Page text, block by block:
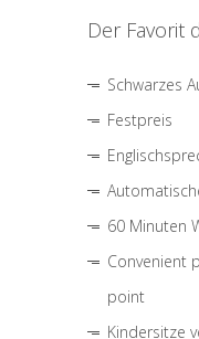
Der Favorit
Schwarzes
Festpreis
60 Minuten
Convenient
point
Kindersitze